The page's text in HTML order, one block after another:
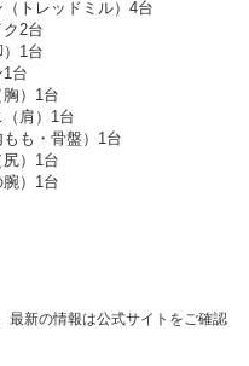
トレッドミル）4台
2台
1台
台
）1台
肩）1台
も・骨盤）1台
）1台
）1台
新の情報は公式サイトをご確認